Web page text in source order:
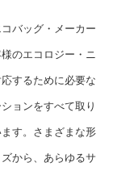
バッグ・メーカー
のエコロジー・ニ
するために必要な
ョンをすべて取り
す。さまざまな形
から、あらゆるサ